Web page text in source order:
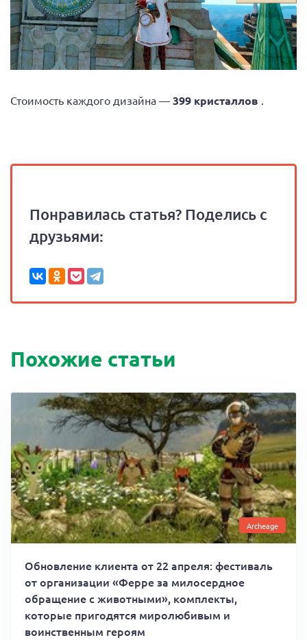
Стоимость каждого дизайна — 399 кристаллов .
Понравилась статья? Поделись с
друзьями:
Похожие статьи
Archeage
Обновление клиента от 22 апреля: фестиваль
от организации «Ферре за милосердное
обращение с животными», комплекты,
которые пригодятся миролюбивым и
воинственным героям